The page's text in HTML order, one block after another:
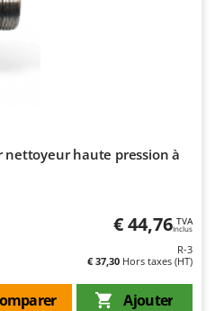
nettoyeur haute pression à
€ 44,76 TVA
Inclus
R-3
€ 37,30 Hors taxes (HT)
Ajouter